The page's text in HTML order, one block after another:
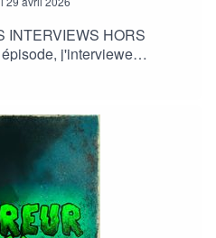
INTERVIEWS HORS
j'interviewe
CROCE, réalisateur du
100% Corse, un found
DE
#foundfootage